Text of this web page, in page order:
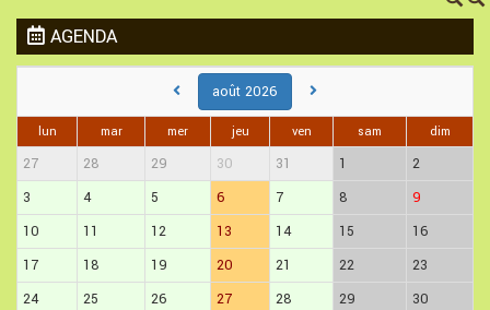
AGENDA
août 2026
lun mar mer jeu ven sam dim
27 28 29 30 31 1
2
3
4 5 6 7 8
9
10
11 12 13 14 15
16
17
18 19 20 21 22
23
24
25 26 27 28 29
30